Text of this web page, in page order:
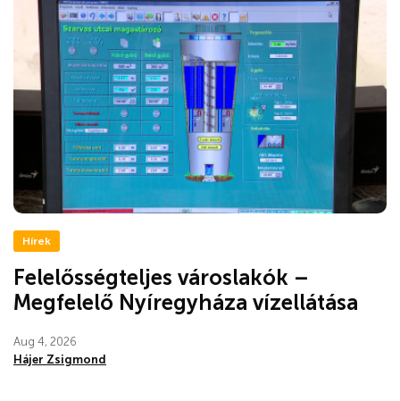
Hírek
Felelősségteljes városlakók –
Megfelelő Nyíregyháza vízellátása
Aug 4, 2026
Hájer Zsigmond